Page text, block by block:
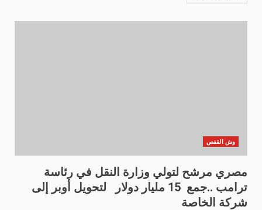
وش القفص
مصري مرشح لتولي وزارة النقل في رئاسة
ترامب ..جمع 15 مليار دولار لتحويل أوبر إلى
شركة الخاصة